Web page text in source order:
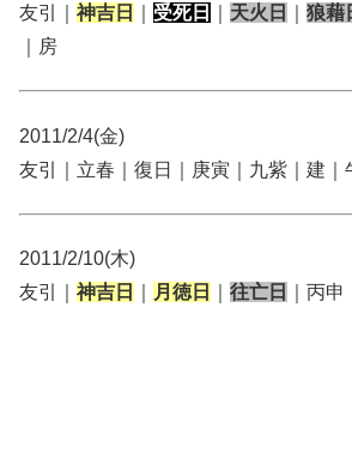
友引｜ 神吉日 受死日 天火日 狼藉
｜房
2011/2/4(金)
友引｜立春｜復日｜庚寅｜九紫｜建｜
2011/2/10(木)
友引｜ 神吉日 月徳日 往亡日 ｜丙